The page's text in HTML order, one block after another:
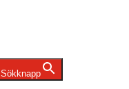
Sökknapp